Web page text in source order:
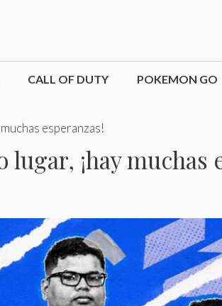
CALL OF DUTY POKEMON GO
esperanzas!
¡hay muchas